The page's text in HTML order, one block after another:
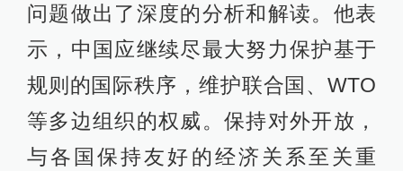
问题做出了深度的分析和解读。他表
示，中国应继续尽最大努力保护基于
规则的国际秩序，维护联合国、WTO
等多边组织的权威。保持对外开放，
与各国保持友好的经济关系至关重